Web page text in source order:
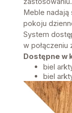
Meble nadają
pokoju
System
w połączeniu
Dostępne w
biel
biel